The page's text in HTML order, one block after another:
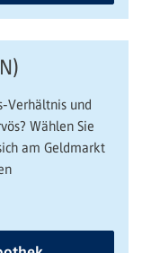
Verhältnis und
Wählen Sie
am Geldmarkt